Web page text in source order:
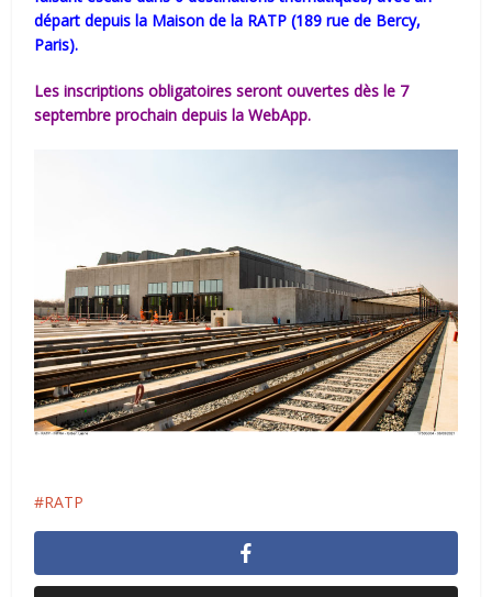
départ depuis la Maison de la RATP (189 rue de Bercy,
Paris).
Les inscriptions obligatoires seront ouvertes dès le 7
septembre prochain depuis la WebApp.
RATP